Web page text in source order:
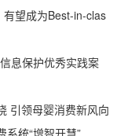
望成为Best-in-clas
息保护优秀实践案
引领母婴消费新风向
系统“增智开慧”